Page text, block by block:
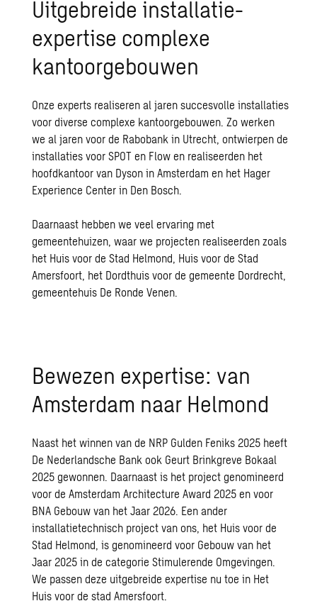
Uitgebreide installatie-
expertise complexe
kantoorgebouwen
Onze experts realiseren al jaren succesvolle installaties
voor diverse complexe kantoorgebouwen. Zo werken
we al jaren voor de Rabobank in Utrecht, ontwierpen de
installaties voor SPOT en Flow en realiseerden het
hoofdkantoor van Dyson in Amsterdam en het Hager
Experience Center in Den Bosch.
Daarnaast hebben we veel ervaring met
gemeentehuizen, waar we projecten realiseerden zoals
het Huis voor de Stad Helmond, Huis voor de Stad
Amersfoort, het Dordthuis voor de gemeente Dordrecht,
gemeentehuis De Ronde Venen.
Bewezen expertise: van
Amsterdam naar Helmond
Naast het winnen van de NRP Gulden Feniks 2025 heeft
De Nederlandsche Bank ook Geurt Brinkgreve Bokaal
2025 gewonnen. Daarnaast is het project genomineerd
voor de Amsterdam Architecture Award 2025 en voor
BNA Gebouw van het Jaar 2026. Een ander
installatietechnisch project van ons, het Huis voor de
Stad Helmond, is genomineerd voor Gebouw van het
Jaar 2025 in de categorie Stimulerende Omgevingen.
We passen deze uitgebreide expertise nu toe in Het
Huis voor de stad Amersfoort.